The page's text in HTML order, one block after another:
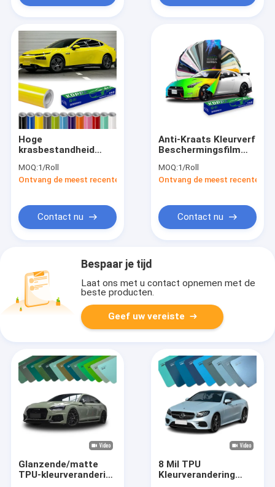
Hoge
krasbestandheid
Installatie-
vriendelijke
MOQ:1/Roll
Ontvang de meest recente Prijs
Contact nu
Anti-Kraats Kleurverf
Beschermingsfilm
te installeren TPU
Kleur PPF
MOQ:1/Roll
Ontvang de meest recente
Contact nu
Bespaar je tijd
Laat ons met u contact opnemen met de
beste producten.
Geef uw vereiste
Glanzende/matte
TPU-kleurverandering
8 Mil TPU
Kleurverandering